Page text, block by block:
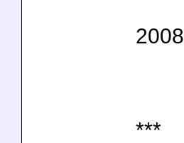
2008
***